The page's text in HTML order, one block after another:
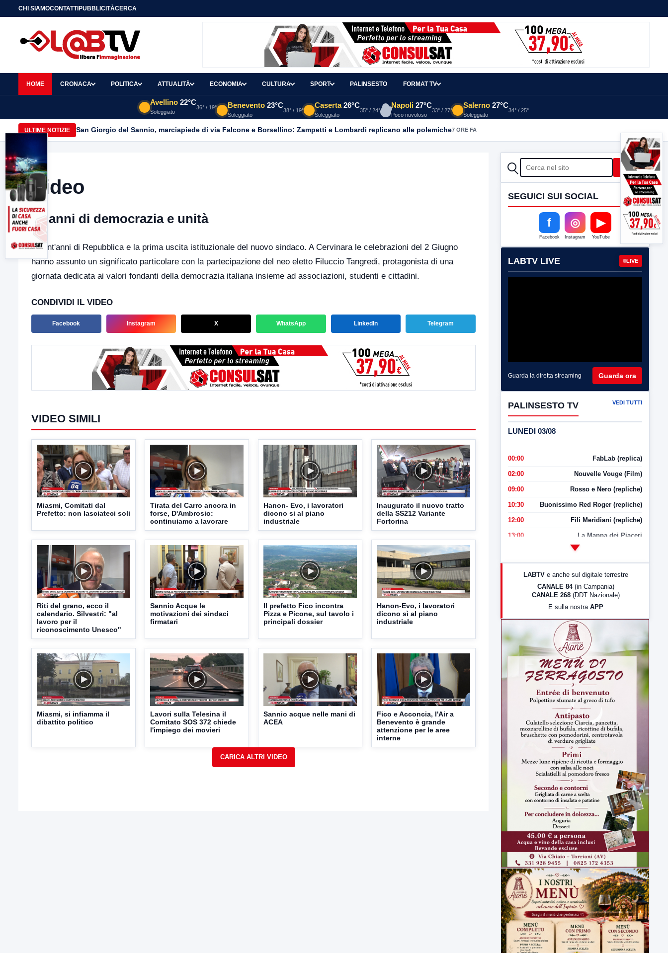
CHI SIAMOCONTATTIPUBBLICITÀCERCA
HOME CRONACA POLITICA ATTUALITÀ ECONOMIA CULTURA SPORT PALINSESTO FORMAT TV
Avellino 22°C
Soleggiato
36° / 19° Benevento 23°C
Soleggiato
38° / 19°
Caserta 26°C
Soleggiato
35° / 24°
Napoli 27°C
Poco nuvoloso
33° / 27°
Salerno 27°C
Soleggiato
34° / 25°
ULTIME NOTIZIE San Giorgio del Sannio, marciapiede di via Falcone e Borsellino: Zampetti e Lombardi replicano alle polemiche7 ORE FA
Video
80 anni di democrazia e unità
Ottant'anni di Repubblica e la prima uscita istituzionale del nuovo sindaco. A Cervinara le celebrazioni del 2 Giugno
hanno assunto un significato particolare con la partecipazione del neo eletto Filuccio Tangredi, protagonista di una
giornata dedicata ai valori fondanti della democrazia italiana insieme ad associazioni, studenti e cittadini.
CONDIVIDI IL VIDEO
Facebook Instagram X WhatsApp LinkedIn Telegram
VIDEO SIMILI
Miasmi, Comitati dal
Prefetto: non lasciateci soli
Tirata del Carro ancora in
forse, D'Ambrosio:
continuiamo a lavorare
Hanon- Evo, i lavoratori
dicono si al piano
industriale
Inaugurato il nuovo tratto
della SS212 Variante
Fortorina
Riti del grano, ecco il
calendario. Silvestri: "al
lavoro per il
riconoscimento Unesco"
Sannio Acque le
motivazioni dei sindaci
firmatari
Il prefetto Fico incontra
Pizza e Picone, sul tavolo i
principali dossier
Hanon-Evo, i lavoratori
dicono sì al piano
industriale
Miasmi, si infiamma il
dibattito politico
Lavori sulla Telesina il
Comitato SOS 372 chiede
l'impiego dei movieri
Sannio acque nelle mani di
ACEA
Fico e Acconcia, l'Air a
Benevento è grande
attenzione per le aree
interne
CERCA Cerca
SEGUICI SUI SOCIAL
f
Facebook
◎
Instagram
▶
YouTube
LABTV LIVE LIVE
Guarda la diretta streaming Guarda ora
PALINSESTO TV VEDI TUTTI
LUNEDI 03/08
00:00 FabLab (replica)
02:00 Nouvelle Vouge (Film)
09:00 Rosso e Nero (repliche)
10:30 Buonissimo Red Roger (repliche)
12:00 Fili Meridiani (repliche)
13:00 La Mappa dei Piaceri
LabNews (Diretta)
LabNews (replica)
LABTV e anche sul digitale terrestre
CANALE 84 (in Campania)
CANALE 268 (DDT Nazionale)
E sulla nostra APP